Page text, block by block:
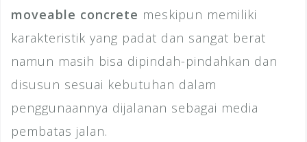
moveable concrete meskipun memiliki
karakteristik yang padat dan sangat berat
namun masih bisa dipindah-pindahkan dan
disusun sesuai kebutuhan dalam
penggunaannya dijalanan sebagai media
pembatas jalan.